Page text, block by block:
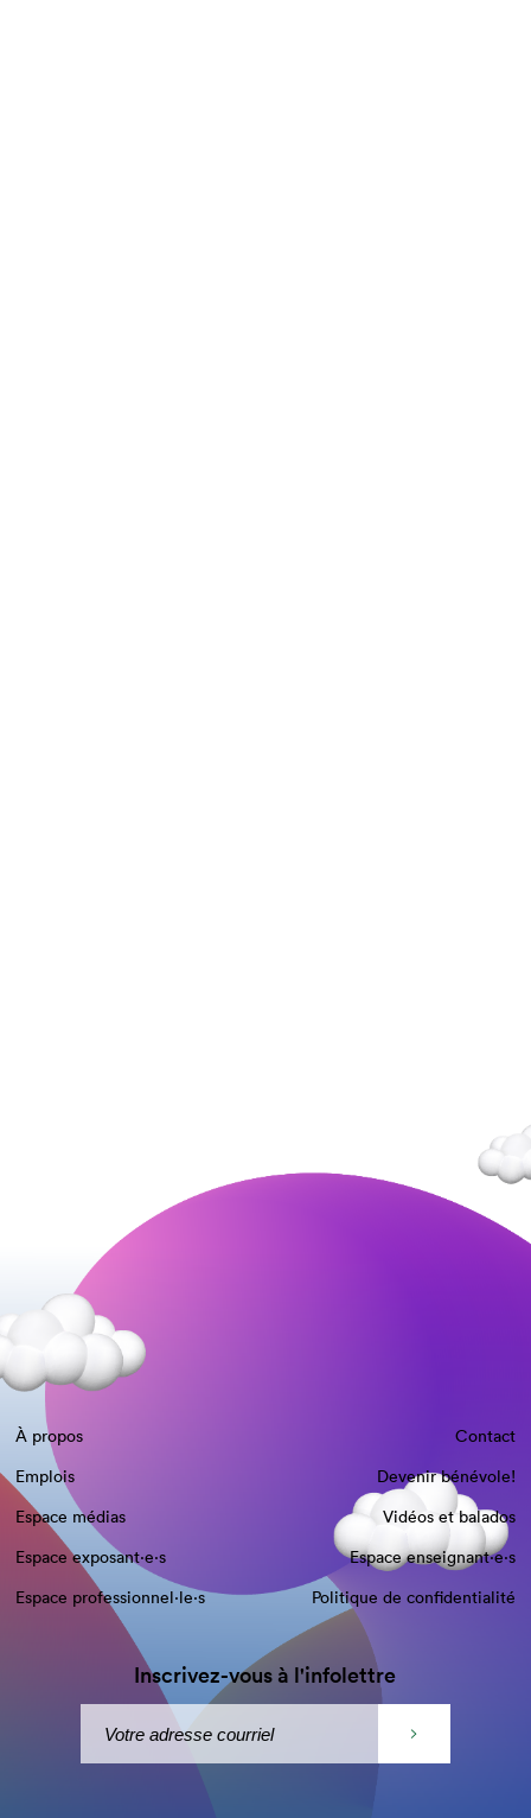
À propos
Contact
Emplois
Devenir bénévole!
Espace médias
Vidéos et balados
Espace exposant·e⋅s
Espace enseignant·e⋅s
Espace professionnel·le⋅s
Politique de confidentialité
Inscrivez-vous à l'infolettre